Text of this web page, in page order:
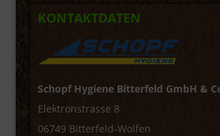
KONTAKTDATEN
Schopf Hygiene Bitterfeld GmbH &
Elektronstrasse 8
06749 Bitterfeld-Wolfen